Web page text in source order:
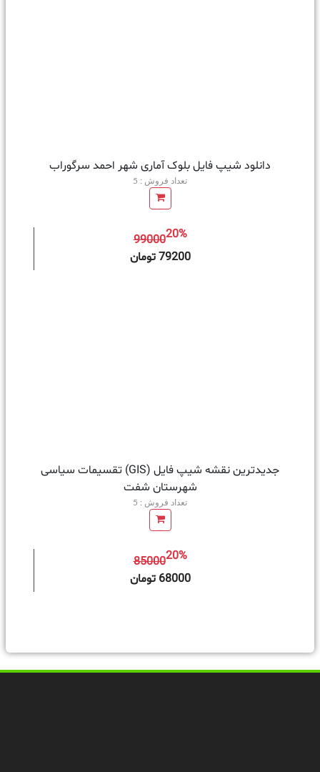
دانلود شیپ فایل بلوک آماری شهر احمد سرگوراب
تعداد فروش : 5
9900020%
79200 تومان
جدیدترین نقشه شیپ فایل (GIS) تقسیمات سیاسی
شهرستان شفت
تعداد فروش : 5
8500020%
68000 تومان